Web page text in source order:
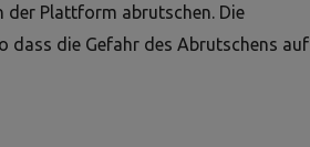
der Plattform abrutschen. Die
dass die Gefahr des Abrutschens auf